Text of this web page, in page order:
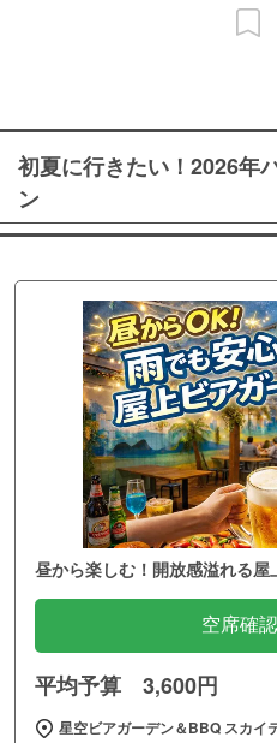
初夏に行きたい！2026年
ン
昼から楽しむ！開放感溢れる
空席確
平均予算 3,600円
星空ビアガーデン＆BBQ スカ